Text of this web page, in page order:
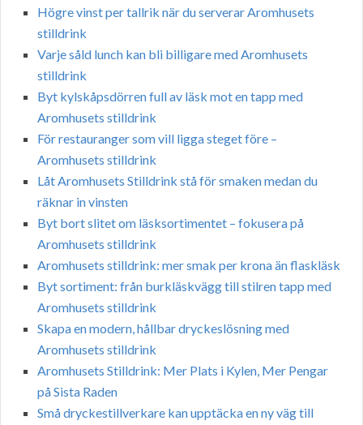
Högre vinst per tallrik när du serverar Aromhusets
stilldrink
Varje såld lunch kan bli billigare med Aromhusets
stilldrink
Byt kylskåpsdörren full av läsk mot en tapp med
Aromhusets stilldrink
För restauranger som vill ligga steget före –
Aromhusets stilldrink
Låt Aromhusets Stilldrink stå för smaken medan du
räknar in vinsten
Byt bort slitet om läsksortimentet – fokusera på
Aromhusets stilldrink
Aromhusets stilldrink: mer smak per krona än flaskläsk
Byt sortiment: från burkläskvägg till stilren tapp med
Aromhusets stilldrink
Skapa en modern, hållbar dryckeslösning med
Aromhusets stilldrink
Aromhusets Stilldrink: Mer Plats i Kylen, Mer Pengar
på Sista Raden
Små dryckestillverkare kan upptäcka en ny väg till